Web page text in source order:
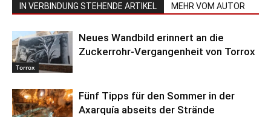
IN VERBINDUNG STEHENDE ARTIKEL MEHR VOM AUTOR
Torrox
Neues Wandbild erinnert an die
Zuckerrohr-Vergangenheit von Torrox
Fünf Tipps für den Sommer in der
Axarquía abseits der Strände